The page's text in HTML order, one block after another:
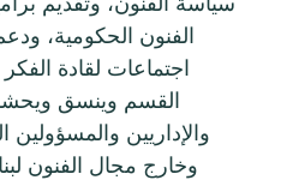
الفنون الحكومية،
اجتماعات لقادة
القسم وينسق
والإداريين
وخارج مجال الفنون